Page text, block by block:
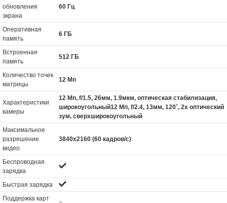
обновления
экрана
60 Гц
Оперативная
память
6 ГБ
Встроенная
память
512 ГБ
Количество точек
матрицы
12 Мп
Характеристики
камеры
12 Мп, f/1.5, 26мм, 1.9мкм, оптическая стабилизация,
широкоугольный12 Мп, f/2.4, 13мм, 120˚, 2x оптический
зум, сверхширокоугольный
Максимальное
разрешение
видео
3840x2160 (60 кадров/с)
Беспроводная
зарядка
Быстрая зарядка
Поддержка карт